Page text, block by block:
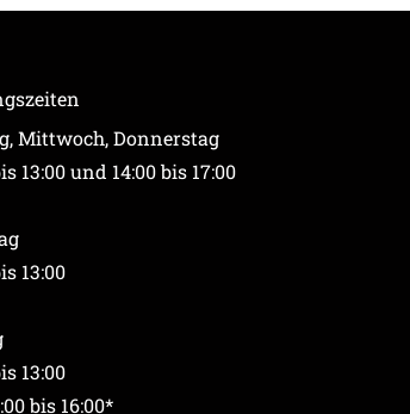
Mittwoch, Donnerstag
13:00 und 14:00 bis 17:00
13:00
13:00
bis 16:00*